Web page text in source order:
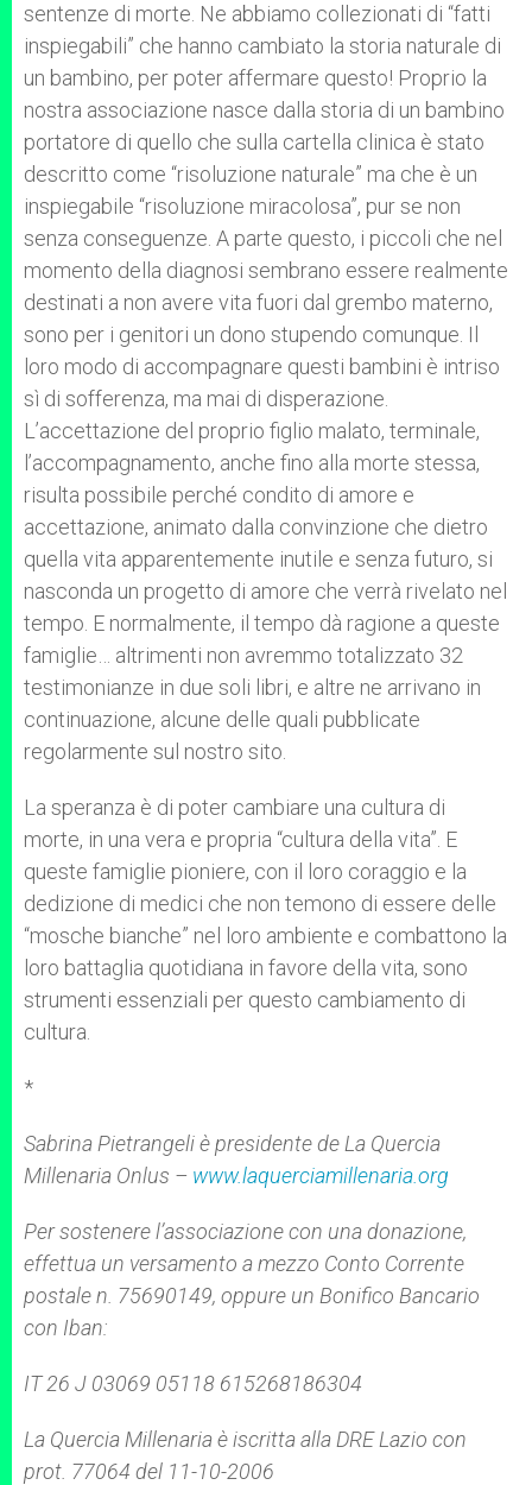
sentenze di morte. Ne abbiamo collezionati di “fatti
inspiegabili” che hanno cambiato la storia naturale di
un bambino, per poter affermare questo! Proprio la
nostra associazione nasce dalla storia di un bambino
portatore di quello che sulla cartella clinica è stato
descritto come “risoluzione naturale” ma che è un
inspiegabile “risoluzione miracolosa”, pur se non
senza conseguenze. A parte questo, i piccoli che nel
momento della diagnosi sembrano essere realmente
destinati a non avere vita fuori dal grembo materno,
sono per i genitori un dono stupendo comunque. Il
loro modo di accompagnare questi bambini è intriso
sì di sofferenza, ma mai di disperazione.
L’accettazione del proprio figlio malato, terminale,
l’accompagnamento, anche fino alla morte stessa,
risulta possibile perché condito di amore e
accettazione, animato dalla convinzione che dietro
quella vita apparentemente inutile e senza futuro, si
nasconda un progetto di amore che verrà rivelato nel
tempo. E normalmente, il tempo dà ragione a queste
famiglie… altrimenti non avremmo totalizzato 32
testimonianze in due soli libri, e altre ne arrivano in
continuazione, alcune delle quali pubblicate
regolarmente sul nostro sito.
La speranza è di poter cambiare una cultura di
morte, in una vera e propria “cultura della vita”. E
queste famiglie pioniere, con il loro coraggio e la
dedizione di medici che non temono di essere delle
“mosche bianche” nel loro ambiente e combattono la
loro battaglia quotidiana in favore della vita, sono
strumenti essenziali per questo cambiamento di
cultura.
*
Sabrina Pietrangeli è presidente de La Quercia
Millenaria Onlus – www.laquerciamillenaria.org
Per sostenere l’associazione con una donazione,
effettua un versamento a mezzo Conto Corrente
postale n. 75690149, oppure un Bonifico Bancario
con Iban:
IT 26 J 03069 05118 615268186304
La Quercia Millenaria è iscritta alla DRE Lazio con
prot. 77064 del 11-10-2006